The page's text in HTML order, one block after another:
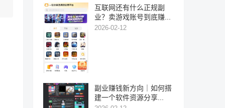
互联网还有什么正规副
业？卖游戏账号到底赚...
2026-02-12
副业赚钱新方向｜如何搭
建一个软件资源分享...